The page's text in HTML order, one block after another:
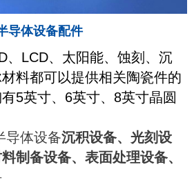
导体设备配件
、 LCD、太阳能、蚀刻、沉
料都可以提供相关陶瓷件的
5英寸、 6英寸、 8英寸晶圆
导体设备沉积设备、光刻设
制备设备、表面处理设备、